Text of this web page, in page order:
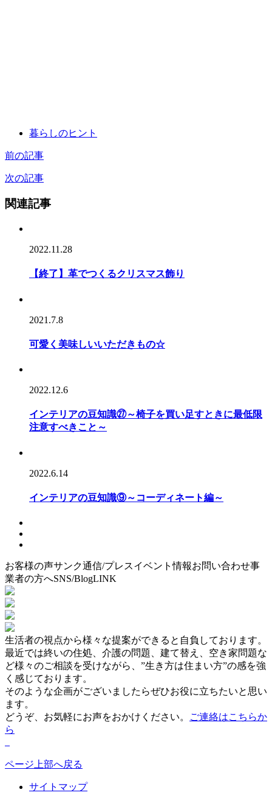
暮らしのヒント
前の記事
次の記事
関連記事
2022.11.28
【終了】革でつくるクリスマス飾り
2021.7.8
可愛く美味しいいただきもの☆
2022.12.6
インテリアの豆知識㉗～椅子を買い足すときに最低限
注意すべきこと～
2022.6.14
インテリアの豆知識⑨～コーディネート編～
お客様の声サンク通信/プレスイベント情報お問い合わせ事
業者の方へSNS/BlogLINK
生活者の視点から様々な提案ができると自負しております。
最近では終いの住処、介護の問題、建て替え、空き家問題な
ど様々のご相談を受けながら、”生き方は住まい方”の感を強
く感じております。
そのような企画がございましたらぜひお役に立ちたいと思い
ます。
どうぞ、お気軽にお声をおかけください。
ご連絡はこちらか
ら
ページ上部へ戻る
サイトマップ